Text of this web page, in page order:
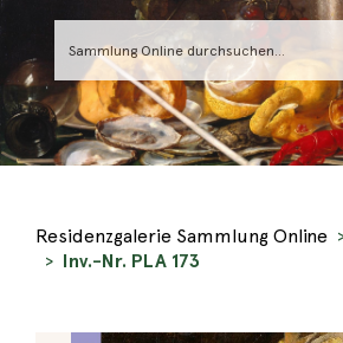
Residenzgalerie Sammlung Online
Inv.-Nr. PLA 173